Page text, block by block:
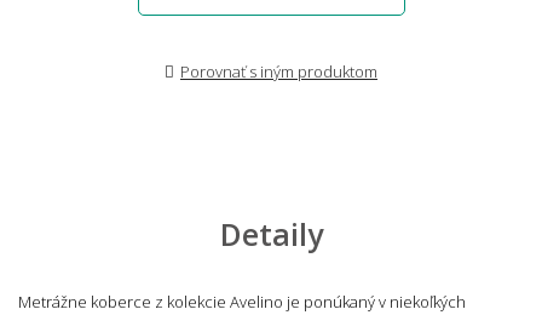
Porovnať s iným produktom
Detaily
Metrážne koberce z kolekcie Avelino je ponúkaný v niekoľkých